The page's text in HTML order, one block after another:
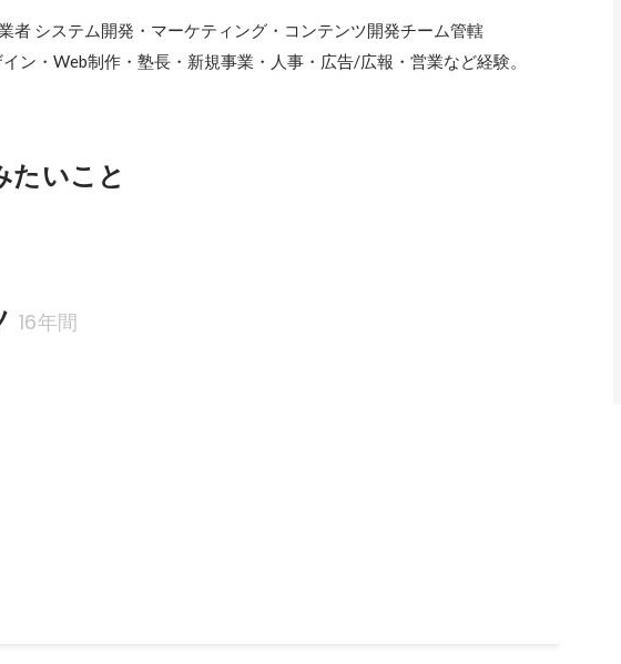
者 システム開発・マーケティング・コンテンツ開発チーム管轄
ン・Web制作・塾長・新規事業・人事・広告/広報・営業など経験。
たいこと
16年間